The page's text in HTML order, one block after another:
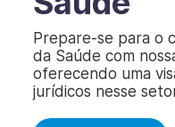
Prepare-se para o
da Saúde com
oferecendo uma
jurídicos nesse